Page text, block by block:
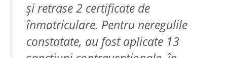
și retrase 2 certificate de
înmatriculare. Pentru neregulile
constatate, au fost aplicate 13